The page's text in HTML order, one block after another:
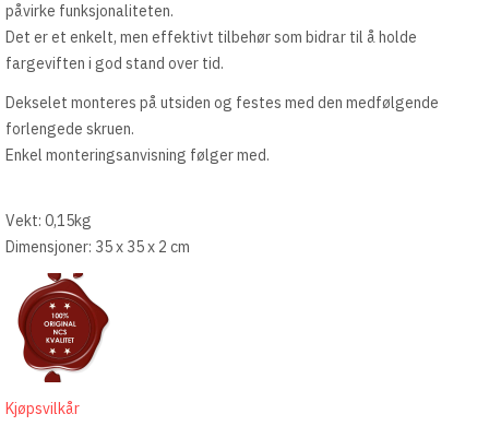
påvirke funksjonaliteten.
Det er et enkelt, men effektivt tilbehør som bidrar til å holde
fargeviften i god stand over tid.
Dekselet monteres på utsiden og festes med den medfølgende
forlengede skruen.
Enkel monteringsanvisning følger med.
Vekt: 0,15kg
Dimensjoner: 35 x 35 x 2 cm
Kjøpsvilkår